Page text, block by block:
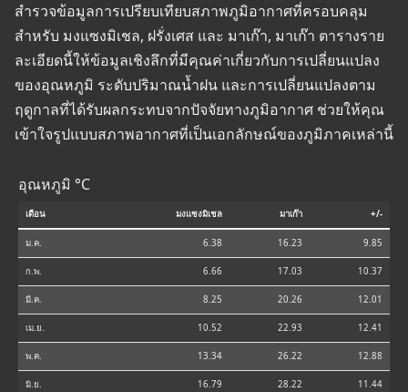
สำรวจข้อมูลการเปรียบเทียบสภาพภูมิอากาศที่ครอบคลุม
สำหรับ มงแซงมิเชล, ฝรั่งเศส และ มาเก๊า, มาเก๊า ตารางราย
ละเอียดนี้ให้ข้อมูลเชิงลึกที่มีคุณค่าเกี่ยวกับการเปลี่ยนแปลง
ของอุณหภูมิ ระดับปริมาณน้ำฝน และการเปลี่ยนแปลงตาม
ฤดูกาลที่ได้รับผลกระทบจากปัจจัยทางภูมิอากาศ ช่วยให้คุณ
เข้าใจรูปแบบสภาพอากาศที่เป็นเอกลักษณ์ของภูมิภาคเหล่านี้
อุณหภูมิ °C
เดือน มงแซงมิเชล มาเก๊า +/-
ม.ค. 6.38 16.23 9.85
ก.พ. 6.66 17.03 10.37
มี.ค. 8.25 20.26 12.01
เม.ย. 10.52 22.93 12.41
พ.ค. 13.34 26.22 12.88
มิ.ย. 16.79 28.22 11.44